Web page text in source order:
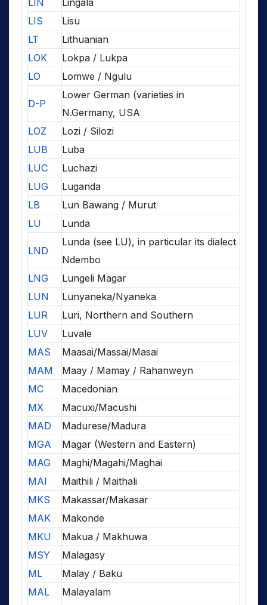
LIN
Lingala
LIS
Lisu
LT
Lithuanian
LOK
Lokpa / Lukpa
LO
Lomwe / Ngulu
D-P
Lower German (varieties in
N.Germany, USA
LOZ
Lozi / Silozi
LUB
Luba
LUC
Luchazi
LUG
Luganda
LB
Lun Bawang / Murut
LU
Lunda
LND
Lunda (see LU), in particular its dialect
Ndembo
LNG
Lungeli Magar
LUN
Lunyaneka/Nyaneka
LUR
Luri, Northern and Southern
LUV
Luvale
MAS
Maasai/Massai/Masai
MAM
Maay / Mamay / Rahanweyn
MC
Macedonian
MX
Macuxi/Macushi
MAD
Madurese/Madura
MGA
Magar (Western and Eastern)
MAG
Maghi/Magahi/Maghai
MAI
Maithili / Maithali
MKS
Makassar/Makasar
MAK
Makonde
MKU
Makua / Makhuwa
MSY
Malagasy
ML
Malay / Baku
MAL
Malayalam